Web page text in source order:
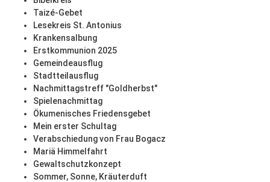
Taizé-Gebet
Lesekreis St. Antonius
Krankensalbung
Erstkommunion 2025
Gemeindeausflug
Stadtteilausflug
Nachmittagstreff "Goldherbst"
Spielenachmittag
Ökumenisches Friedensgebet
Mein erster Schultag
Verabschiedung von Frau Bogacz
Mariä Himmelfahrt
Gewaltschutzkonzept
Sommer, Sonne, Kräuterduft